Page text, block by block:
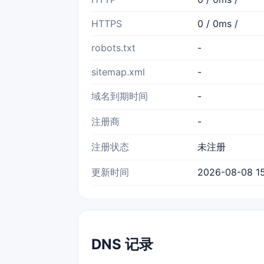
HTTPS 0 / 0ms /
robots.txt -
sitemap.xml -
域名到期时间 -
注册商 -
注册状态 未注册
更新时间 2026-08-08
DNS 记录